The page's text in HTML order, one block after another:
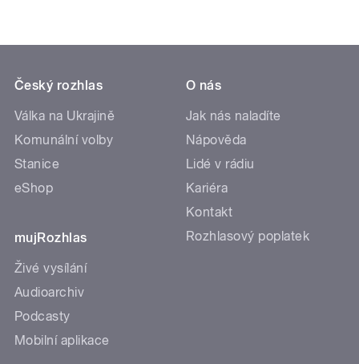
Český rozhlas
Válka na Ukrajině
Komunální volby
Stanice
eShop
mujRozhlas
Živé vysílání
Audioarchiv
Podcasty
Mobilní aplikace
O nás
Jak nás naladíte
Nápověda
Lidé v rádiu
Kariéra
Kontakt
Rozhlasový poplatek